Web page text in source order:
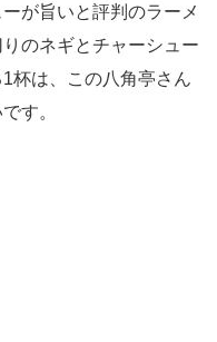
が旨いと評判のラーメ
のネギとチャーシュー
杯は、この八角亭さん
す。